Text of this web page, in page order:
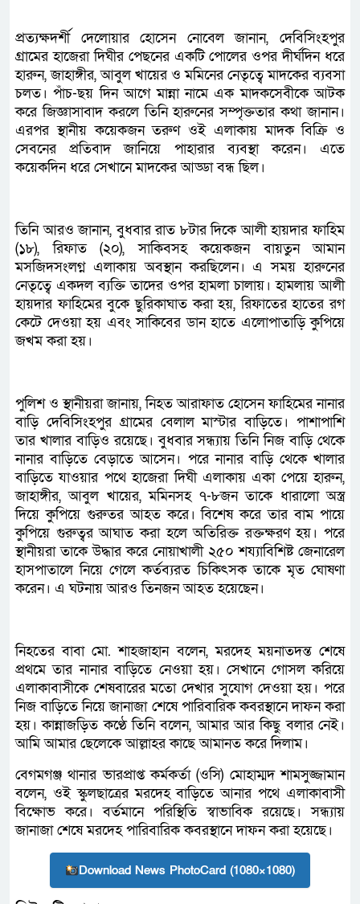
প্রত্যক্ষদর্শী দেলোয়ার হোসেন নোবেল জানান, দেবিসিংহপুর
গ্রামের হাজেরা দিঘীর পেছনের একটি পোলের ওপর দীর্ঘদিন ধরে
হারুন, জাহাঙ্গীর, আবুল খায়ের ও মমিনের নেতৃত্বে মাদকের ব্যবসা
চলত। পাঁচ-ছয় দিন আগে মান্না নামে এক মাদকসেবীকে আটক
করে জিজ্ঞাসাবাদ করলে তিনি হারুনের সম্পৃক্ততার কথা জানান।
এরপর স্থানীয় কয়েকজন তরুণ ওই এলাকায় মাদক বিক্রি ও
সেবনের প্রতিবাদ জানিয়ে পাহারার ব্যবস্থা করেন। এতে
কয়েকদিন ধরে সেখানে মাদকের আড্ডা বন্ধ ছিল।
তিনি আরও জানান, বুধবার রাত ৮টার দিকে আলী হায়দার ফাহিম
(১৮), রিফাত (২০), সাকিবসহ কয়েকজন বায়তুন আমান
মসজিদসংলগ্ন এলাকায় অবস্থান করছিলেন। এ সময় হারুনের
নেতৃত্বে একদল ব্যক্তি তাদের ওপর হামলা চালায়। হামলায় আলী
হায়দার ফাহিমের বুকে ছুরিকাঘাত করা হয়, রিফাতের হাতের রগ
কেটে দেওয়া হয় এবং সাকিবের ডান হাতে এলোপাতাড়ি কুপিয়ে
জখম করা হয়।
পুলিশ ও স্থানীয়রা জানায়, নিহত আরাফাত হোসেন ফাহিমের নানার
বাড়ি দেবিসিংহপুর গ্রামের বেলাল মাস্টার বাড়িতে। পাশাপাশি
তার খালার বাড়িও রয়েছে। বুধবার সন্ধ্যায় তিনি নিজ বাড়ি থেকে
নানার বাড়িতে বেড়াতে আসেন। পরে নানার বাড়ি থেকে খালার
বাড়িতে যাওয়ার পথে হাজেরা দিঘী এলাকায় একা পেয়ে হারুন,
জাহাঙ্গীর, আবুল খায়ের, মমিনসহ ৭-৮জন তাকে ধারালো অস্ত্র
দিয়ে কুপিয়ে গুরুতর আহত করে। বিশেষ করে তার বাম পায়ে
কুপিয়ে গুরুত্বর আঘাত করা হলে অতিরিক্ত রক্তক্ষরণ হয়। পরে
স্থানীয়রা তাকে উদ্ধার করে নোয়াখালী ২৫০ শয্যাবিশিষ্ট জেনারেল
হাসপাতালে নিয়ে গেলে কর্তব্যরত চিকিৎসক তাকে মৃত ঘোষণা
করেন। এ ঘটনায় আরও তিনজন আহত হয়েছেন।
নিহতের বাবা মো. শাহজাহান বলেন, মরদেহ ময়নাতদন্ত শেষে
প্রথমে তার নানার বাড়িতে নেওয়া হয়। সেখানে গোসল করিয়ে
এলাকাবাসীকে শেষবারের মতো দেখার সুযোগ দেওয়া হয়। পরে
নিজ বাড়িতে নিয়ে জানাজা শেষে পারিবারিক কবরস্থানে দাফন করা
হয়। কান্নাজড়িত কণ্ঠে তিনি বলেন, আমার আর কিছু বলার নেই।
আমি আমার ছেলেকে আল্লাহর কাছে আমানত করে দিলাম।
বেগমগঞ্জ থানার ভারপ্রাপ্ত কর্মকর্তা (ওসি) মোহাম্মদ শামসুজ্জামান
বলেন, ওই স্কুলছাত্রের মরদেহ বাড়িতে আনার পথে এলাকাবাসী
বিক্ষোভ করে। বর্তমানে পরিস্থিতি স্বাভাবিক রয়েছে। সন্ধ্যায়
জানাজা শেষে মরদেহ পারিবারিক কবরস্থানে দাফন করা হয়েছে।
Download News PhotoCard (1080×1080)